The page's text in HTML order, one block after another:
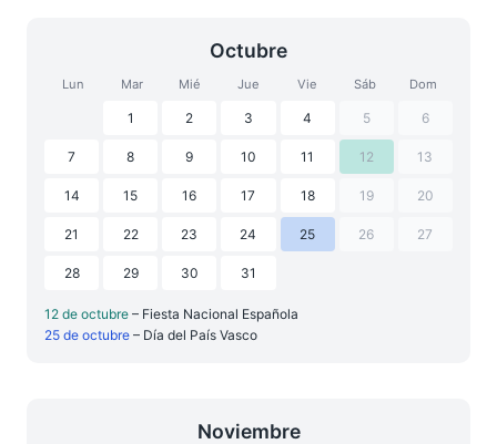
Octubre
Lun Mar Mié Jue Vie Sáb Dom
1 2 3 4 5 6
7 8 9 10 11 12 13
14 15 16 17 18 19 20
21 22 23 24 25 26 27
28 29 30 31
12 de octubre – Fiesta Nacional Española
25 de octubre – Día del País Vasco
Noviembre